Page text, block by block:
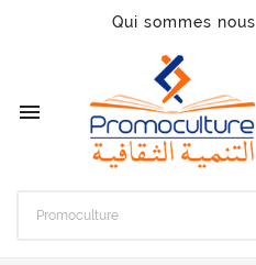
Qui sommes nous
